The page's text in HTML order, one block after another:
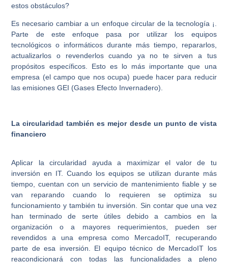
estos obstáculos?
Es necesario cambiar a un enfoque circular de la tecnología ¡.
Parte de este enfoque pasa por utilizar los equipos
tecnológicos o informáticos durante más tiempo, repararlos,
actualizarlos o revenderlos cuando ya no te sirven a tus
propósitos específicos. Esto es lo más importante que una
empresa (el campo que nos ocupa) puede hacer para reducir
las emisiones GEI (Gases Efecto Invernadero).
La circularidad también es mejor desde un punto de vista
financiero
Aplicar la circularidad ayuda a maximizar el valor de tu
inversión en IT. Cuando los equipos se utilizan durante más
tiempo, cuentan con un servicio de mantenimiento fiable y se
van reparando cuando lo requieren se optimiza su
funcionamiento y también tu inversión. Sin contar que una vez
han terminado de serte útiles debido a cambios en la
organización o a mayores requerimientos, pueden ser
revendidos a una empresa como MercadoIT, recuperando
parte de esa inversión. El equipo técnico de MercadoIT los
reacondicionará con todas las funcionalidades a pleno